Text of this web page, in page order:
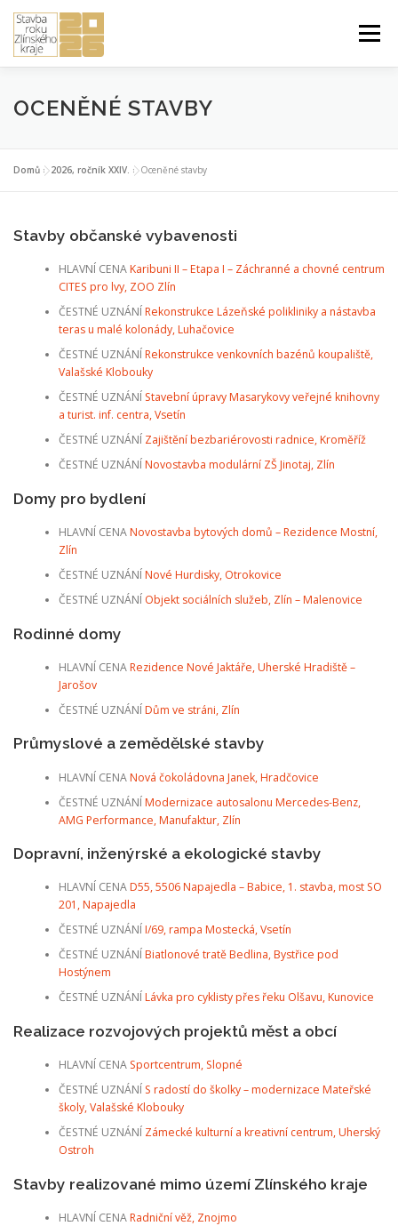
obsah
Menu
ÚVOD DO SOUTĚŽE PŘIHLÁŠKA A PRAVIDLA
STUDENTSKÁ PRÁCE ROKU
PŘEDCHOZÍ ROČNÍKY
OCENĚNÉ STAVBY
Domů »2026, ročník XXIV. »Oceněné stavby
Stavby občanské vybavenosti
HLAVNÍ CENAKaribuni II – Etapa I – Záchranné a chovné centrum
CITES pro lvy, ZOO Zlín
ČESTNÉ UZNÁNÍ Rekonstrukce Lázeňské polikliniky a nástavba
teras u malé kolonády, Luhačovice
ČESTNÉ UZNÁNÍ Rekonstrukce venkovních bazénů koupaliště,
Valašské Klobouky
ČESTNÉ UZNÁNÍ Stavební úpravy Masarykovy veřejné knihovny
a turist. inf. centra, Vsetín
ČESTNÉ UZNÁNÍ Zajištění bezbariérovosti radnice, Kroměříž
ČESTNÉ UZNÁNÍ Novostavba modulární ZŠ Jinotaj, Zlín
Domy pro bydlení
HLAVNÍ CENANovostavba bytových domů – Rezidence Mostní,
Zlín
ČESTNÉ UZNÁNÍ Nové Hurdisky, Otrokovice
ČESTNÉ UZNÁNÍ Objekt sociálních služeb, Zlín – Malenovice
Rodinné domy
HLAVNÍ CENARezidence Nové Jaktáře, Uherské Hradiště –
Jarošov
ČESTNÉ UZNÁNÍ Dům ve stráni, Zlín
Průmyslové a zemědělské stavby
HLAVNÍ CENANová čokoládovna Janek, Hradčovice
ČESTNÉ UZNÁNÍ Modernizace autosalonu Mercedes-Benz,
AMG Performance, Manufaktur, Zlín
Dopravní, inženýrské a ekologické stavby
HLAVNÍ CENAD55, 5506 Napajedla – Babice, 1. stavba, most SO
201, Napajedla
ČESTNÉ UZNÁNÍ I/69, rampa Mostecká, Vsetín
ČESTNÉ UZNÁNÍ Biatlonové tratě Bedlina, Bystřice pod
Hostýnem
ČESTNÉ UZNÁNÍ Lávka pro cyklisty přes řeku Olšavu, Kunovice
Realizace rozvojových projektů měst a obcí
HLAVNÍ CENA Sportcentrum, Slopné
ČESTNÉ UZNÁNÍ S radostí do školky – modernizace Mateřské
školy, Valašské Klobouky
ČESTNÉ UZNÁNÍ Zámecké kulturní a kreativní centrum, Uherský
Ostroh
Stavby realizované mimo území Zlínského kraje
HLAVNÍ CENARadniční věž, Znojmo